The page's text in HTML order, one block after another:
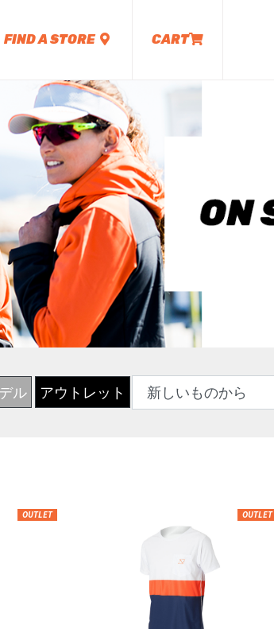
FIND A STORE CART
ル アウトレット
OUTLET OUTLET